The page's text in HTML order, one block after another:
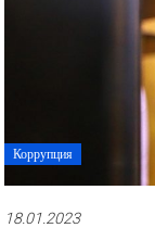
Коррупция
18.01.2023